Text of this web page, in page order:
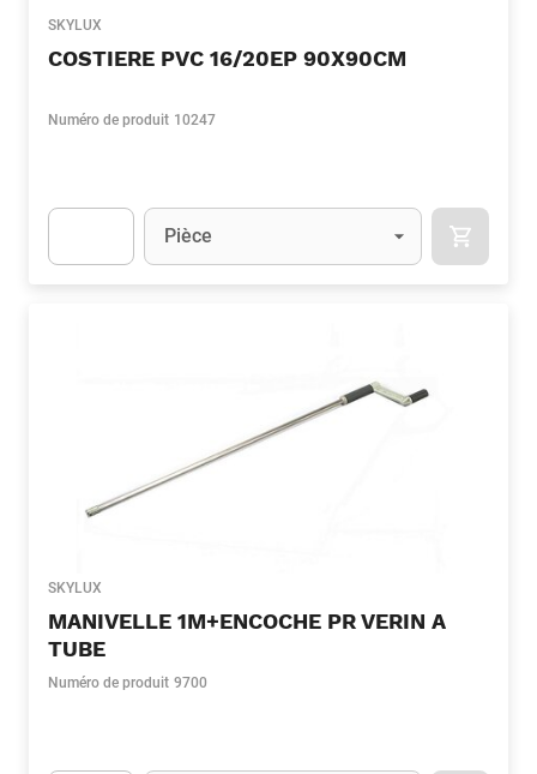
SKYLUX
COSTIERE PVC 16/20EP 90X90CM
Numéro de produit 10247
Unité
Pièce
SKYLUX
MANIVELLE 1M+ENCOCHE PR VERIN A
TUBE
Numéro de produit 9700